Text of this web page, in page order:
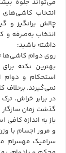
می‌تواند جلوه
انتخاب کاشی‌های
چالش برانگیز و
انتخاب به‌صرفه و
داشته باشید:
روی دوام کاشی‌ها
بهترین نکته
استحکام و دوام
نمی‌گیرند.
در برابر خراش،
گذشت زمان
باز به اندازه
و مرور اجسام با
سرامیک مهسرام